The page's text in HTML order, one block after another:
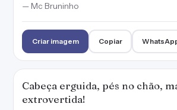
— Mc Bruninho
Criar imagem Copiar
Cabeça erguida, pés no chão,
extrovertida!